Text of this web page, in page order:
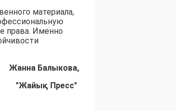
материала,
права. Именно
Жанна Балыкова,
"Жайық Пресс"